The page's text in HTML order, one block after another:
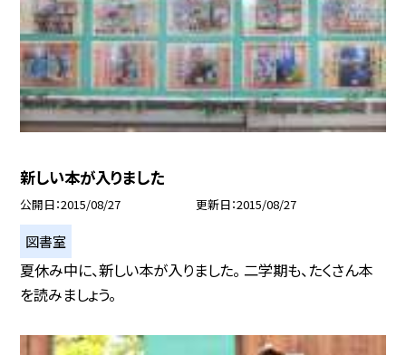
新しい本が入りました
公開日 2015/08/27 更新日 2015/08/27
図書室
夏休み中に、新しい本が入りました。 二学期も、たくさん本
を読みましょう。